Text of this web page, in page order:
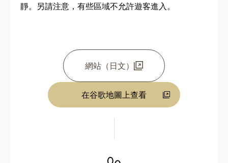
靜。另請注意，有些區域不允許遊客進入。
網站（日文）
在谷歌地圖上查看